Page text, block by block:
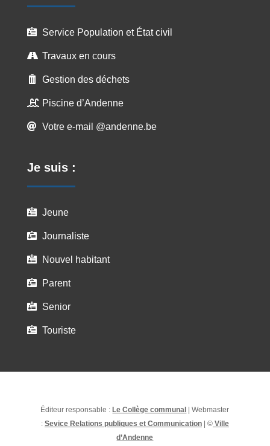
 Service Population et État civil
 Travaux en cours
 Gestion des déchets
 Piscine d’Andenne
 Votre e-mail @andenne.be
Je suis :
 Jeune
 Journaliste
 Nouvel habitant
 Parent
 Senior
 Touriste
Éditeur responsable : Le Collège communal
| Webmaster
: Sevice Relations publiques et Communication | © Ville
d’Andenne